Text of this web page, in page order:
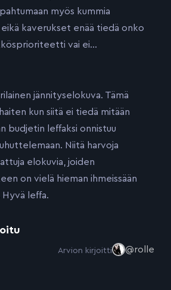
myös kummia
eikä kaverukset enää tiedä onko
vai ei…
jännityselokuva. Tämä
kun siitä ei tiedä mitään
budjetin leffaksi onnistuu
Niitä harvoja
elokuvia, joiden
on vielä hieman ihmeissään
Hyvä leffa.
Arvion kirjoitti @rolle